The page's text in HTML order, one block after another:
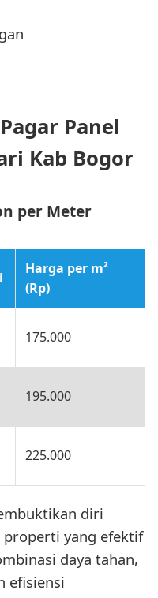
Panel
Kab Bogor
per Meter
Harga per m²
(Rp)
175.000
195.000
225.000
diri
properti yang efektif
daya tahan,
efisiensi